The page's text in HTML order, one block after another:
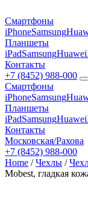
Смартфоны
iPhoneSamsung
Планшеты
iPadSamsungHuawei
Контакты
+7 (8452) 988-000
Смартфоны
iPhoneSamsung
Планшеты
iPadSamsungHuawei
Контакты
Московская/Рахова
+7 (8452) 988-000
Home /Чехлы /
Mobest, гладкая